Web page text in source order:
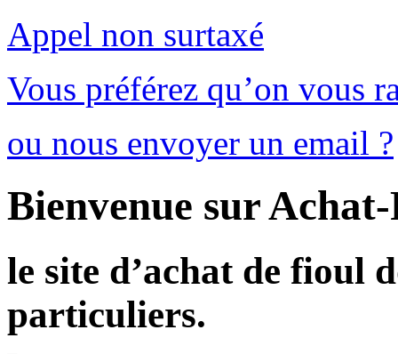
Appel non surtaxé
Vous préférez qu’on vous
ou nous envoyer un email ?
Bienvenue sur
le site d’achat de fioul
particuliers.